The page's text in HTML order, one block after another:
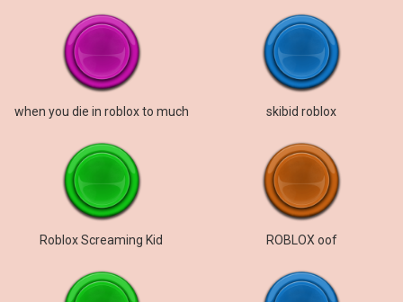
when you die in roblox to much skibid roblox
Roblox Screaming Kid ROBLOX oof